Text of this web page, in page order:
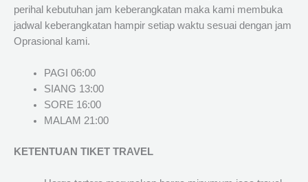
perihal kebutuhan jam keberangkatan maka kami membuka
jadwal keberangkatan hampir setiap waktu sesuai dengan jam
Oprasional kami.
PAGI 06:00
SIANG 13:00
SORE 16:00
MALAM 21:00
KETENTUAN TIKET TRAVEL